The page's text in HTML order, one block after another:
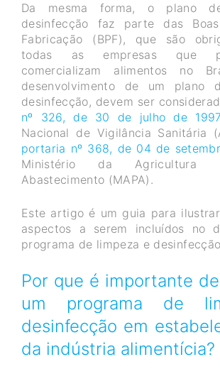
Da mesma forma, o plano
desinfecção faz parte das
Fabricação (BPF), que são
todas as empresas que
comercializam alimentos no
desenvolvimento de um plano
desinfecção, devem ser
nº 326, de 30 de julho de 1997
Nacional de Vigilância Sanitária
portaria nº 368, de 04 de
Ministério da Agricultura
Abastecimento (MAPA).
Este artigo é um guia para
aspectos a serem incluídos no
programa de limpeza e
Por que é importante
um programa de
desinfecção em
da indústria alimentícia?